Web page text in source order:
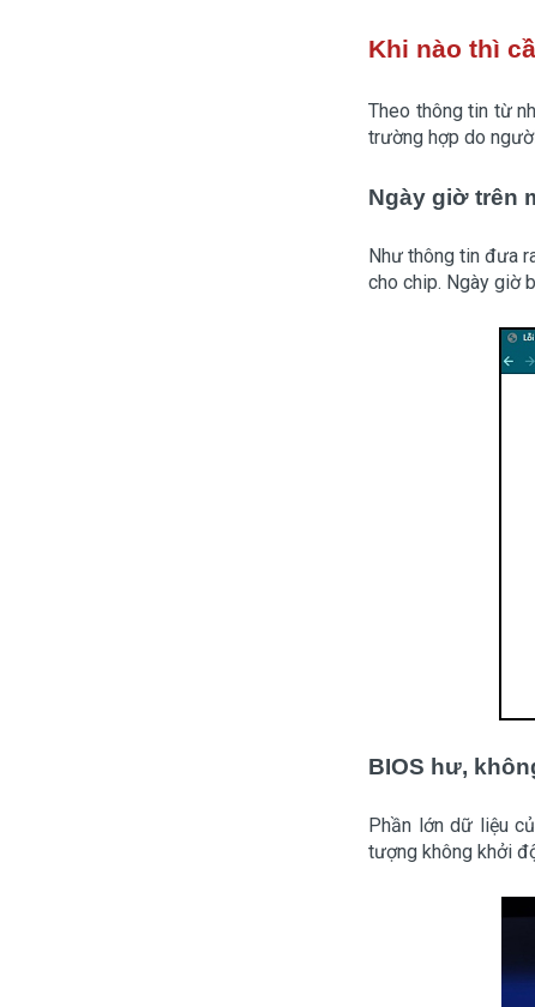
Khi nào thì
Theo thông tin từ
trường hợp do
Ngày giờ trên
Như thông tin đưa
cho chip. Ngày giờ
BIOS hư,
Phần lớn dữ liệu
tượng không khởi